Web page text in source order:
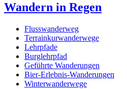
Wandern in Regen
Flusswanderweg
Terrainkurwanderwege
Lehrpfade
Burglehrpfad
Geführte Wanderungen
Bier-Erlebnis-Wanderungen
Winterwanderwege